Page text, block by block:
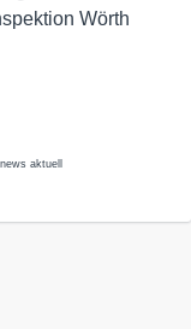
Wörth
aktuell